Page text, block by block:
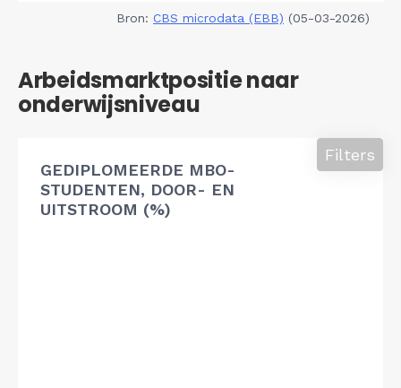
Bron: CBS microdata (EBB) (05-03-2026)
Arbeidsmarktpositie naar
onderwijsniveau
GEDIPLOMEERDE MBO-
STUDENTEN, DOOR- EN
UITSTROOM (%)
Filters